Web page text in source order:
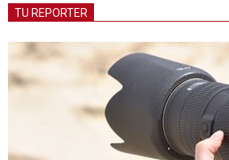
TU REPORTER